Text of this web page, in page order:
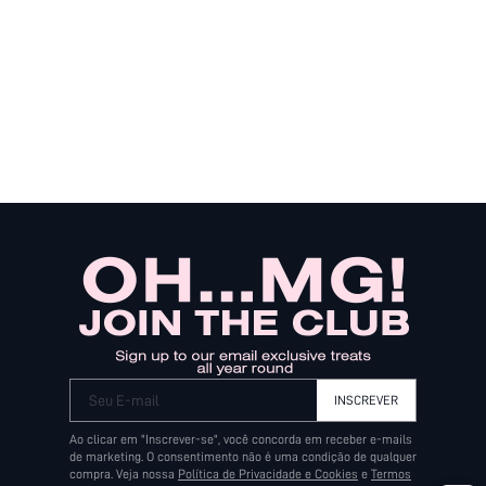
Seu E-mail INSCREVER
Ao clicar em "Inscrever-se", você concorda em receber e-mails
de marketing. O consentimento não é uma condição de qualquer
compra. Veja nossa Política de Privacidade e Cookies e Termos